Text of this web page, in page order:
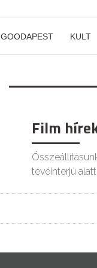
GOODAPEST KULT
Film
tévéinterjú